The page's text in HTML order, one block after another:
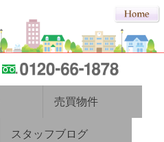
売買物件
スタッフブログ